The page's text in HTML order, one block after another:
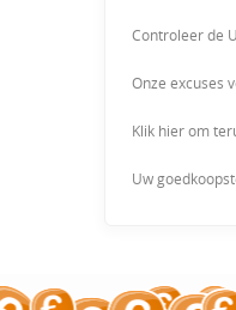
Controleer de
Onze excuses
Klik hier om
Uw